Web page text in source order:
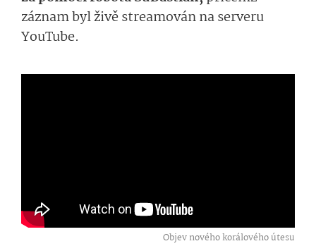
záznam byl živě streamován na serveru
YouTube.
Objev nového korálového útesu